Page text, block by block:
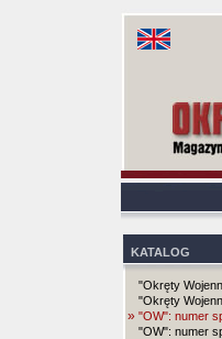
KATALOG
"Okręty
"Okręty
» "OW": numer
"OW": numer